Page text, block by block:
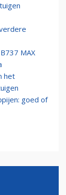
MAX
het
goed of